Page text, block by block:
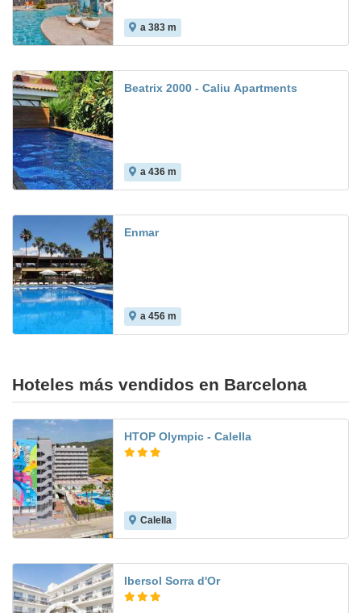
a 383 m
Beatrix 2000 - Caliu Apartments
a 436 m
Enmar
a 456 m
Hoteles más vendidos en Barcelona
HTOP Olympic - Calella
Calella
Ibersol Sorra d'Or